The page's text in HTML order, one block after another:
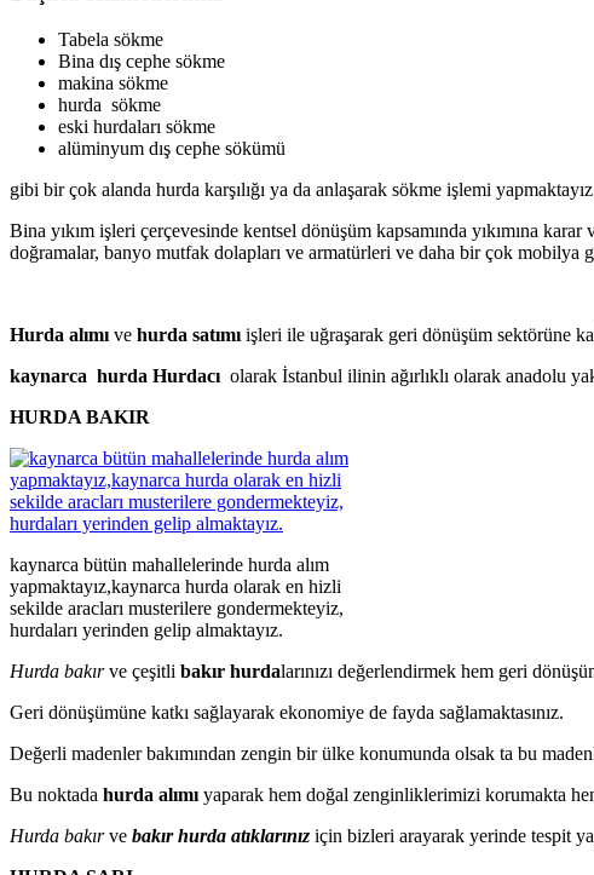
Tabela sökme
Bina dış cephe sökme
makina sökme
hurda sökme
eski hurdaları sökme
alüminyum dış cephe sökümü
gibi bir çok alanda hurda karşılığı ya da anlaşarak sökme işlemi
Bina yıkım işleri çerçevesinde kentsel dönüşüm kapsamında yıkımına
doğramalar, banyo mutfak dolapları ve armatürleri ve daha bir çok mobilya
Hurda alımı ve hurda satımı işleri ile uğraşarak geri dönüşüm sektörüne
kaynarca hurda Hurdacı olarak İstanbul ilinin ağırlıklı olarak anadolu
HURDA BAKIR
kaynarca bütün mahallelerinde hurda alım
yapmaktayız,kaynarca hurda olarak en hizli
sekilde aracları musterilere gondermekteyiz,
hurdaları yerinden gelip almaktayız.
Hurda bakırve çeşitli bakır hurdalarınızı değerlendirmek hem geri
Geri dönüşümüne katkı sağlayarak ekonomiye de fayda sağlamaktasınız.
Değerli madenler bakımından zengin bir ülke konumunda olsak ta bu
Bu noktada hurda alımı yaparak hem doğal zenginliklerimizi korumakta
Hurda bakırve bakır hurda atıklarınız için bizleri arayarak yerinde tespit